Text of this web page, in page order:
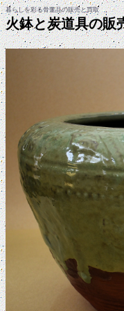
暮らしを彩る骨董品の販売と
火鉢と炭道具の販